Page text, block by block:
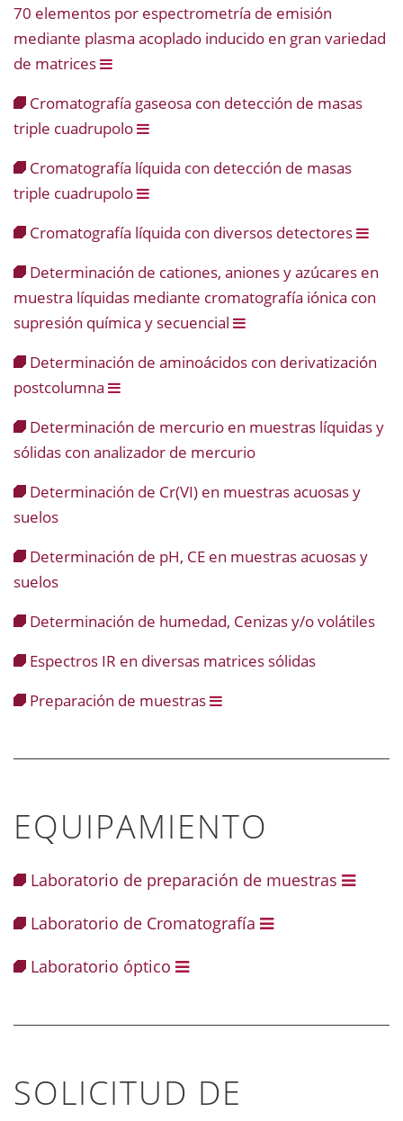
70 elementos por espectrometría de emisión
mediante plasma acoplado inducido en gran variedad
de matrices
Cromatografía gaseosa con detección de masas
triple cuadrupolo
Cromatografía líquida con detección de masas
triple cuadrupolo
Cromatografía líquida con diversos detectores
Determinación de cationes, aniones y azúcares en
muestra líquidas mediante cromatografía iónica con
supresión química y secuencial
Determinación de aminoácidos con derivatización
postcolumna
Determinación de mercurio en muestras líquidas y
sólidas con analizador de mercurio
Determinación de Cr(VI) en muestras acuosas y
suelos
Determinación de pH, CE en muestras acuosas y
suelos
Determinación de humedad, Cenizas y/o volátiles
Espectros IR en diversas matrices sólidas
Preparación de muestras
EQUIPAMIENTO
Laboratorio de preparación de muestras
Laboratorio de Cromatografía
Laboratorio óptico
SOLICITUD DE